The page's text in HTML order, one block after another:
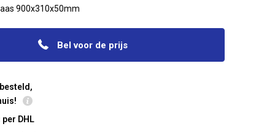
900x310x50mm
Bel voor de prijs
DHL